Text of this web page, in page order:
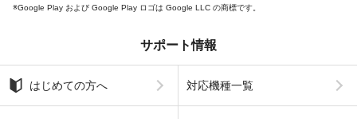
Google Play および Google Play ロゴは Google LLC の商標です。
サポート情報
はじめての方へ 対応機種一覧